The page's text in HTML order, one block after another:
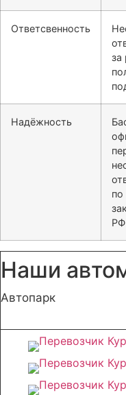
Ответсвенность
за
Надёжность
по
РФ
Наши
Автопарк